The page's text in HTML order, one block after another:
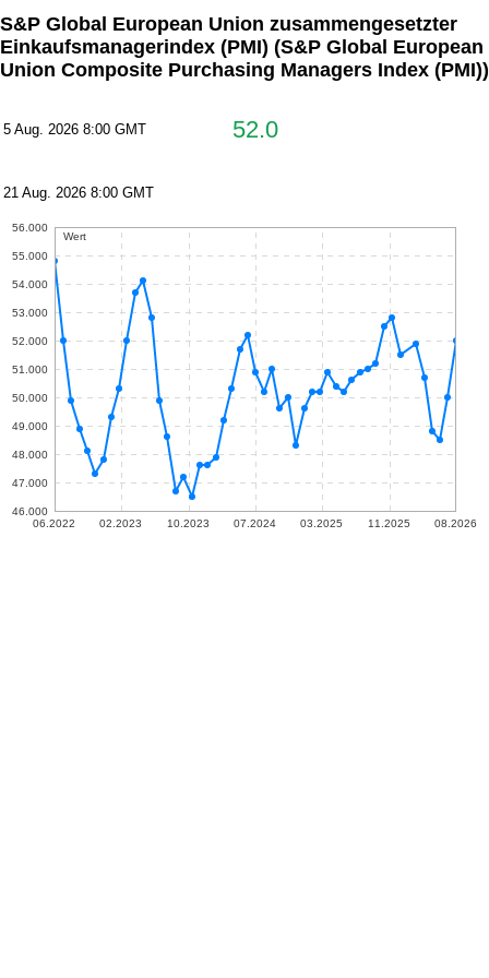
S&P Global European Union zusammengesetzter
Einkaufsmanagerindex (PMI) (S&P Global European
Union Composite Purchasing Managers Index (PMI))
5 Aug. 2026 8:00 GMT 52.0
21 Aug. 2026 8:00 GMT